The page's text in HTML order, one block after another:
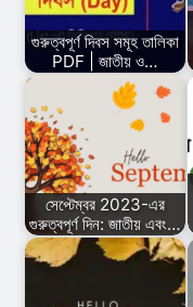
গুরুত্বপূর্ণ দিবস সমূহ তালিকা
PDF | জাতীয় ও…
সেপ্টেম্বর 2023-এর
গুরুত্বপূর্ণ দিন: জাতীয় এবং…